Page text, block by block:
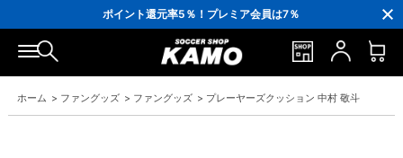
ポイント還元率5％！プレミア会員は7％
会員の方にはお誕生月に「10％OFFクーポン」プレゼント！
16,000円(税込)以上でシューズケースプレゼント！
3,300円(税込)以上で送料無料！
ホーム > ファングッズ > ファングッズ > プレーヤーズクッション 中村 敬斗